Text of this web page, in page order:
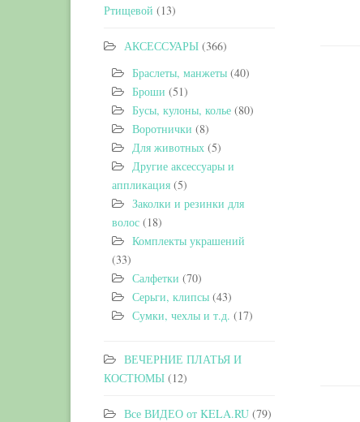
Ртищевой (13)
АКСЕССУАРЫ (366)
Браслеты, манжеты (40)
Броши (51)
Бусы, кулоны, колье (80)
Воротнички (8)
Для животных (5)
Другие аксессуары и
аппликация (5)
Заколки и резинки для
волос (18)
Комплекты украшений
(33)
Салфетки (70)
Серьги, клипсы (43)
Сумки, чехлы и т.д. (17)
ВЕЧЕРНИЕ ПЛАТЬЯ И
КОСТЮМЫ (12)
Все ВИДЕО от KELA.RU (79)